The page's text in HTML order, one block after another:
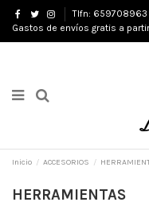
Tlfn: 659708963
Gastos de envíos gratis a
Inicio ACCESORIOS
HERRAMIENTAS